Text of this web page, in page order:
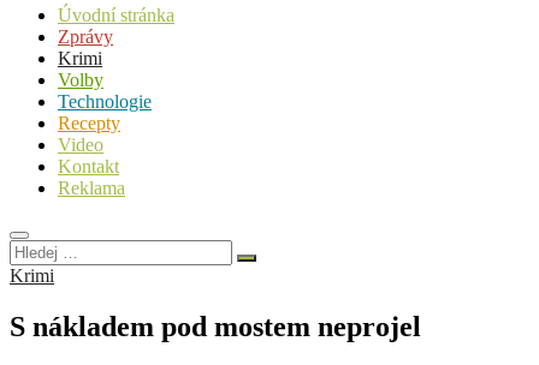
Úvodní stránka
Zprávy
Krimi
Volby
Technologie
Recepty
Video
Kontakt
Reklama
Hledej
…
Krimi
S nákladem pod mostem neprojel